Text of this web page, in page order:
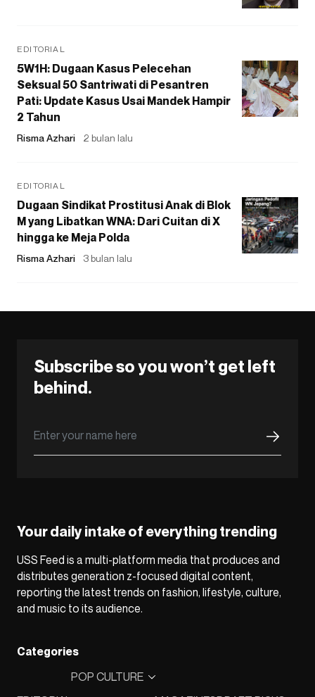
EDITORIAL
5W1H: Dugaan Kasus Pelecehan
Seksual 50 Santriwati di Pesantren
Pati: Update Kasus Usai Mandek Hampir
2 Tahun
Risma Azhari 2 bulan lalu
EDITORIAL
Dugaan Sindikat Prostitusi Anak di Blok
M yang Libatkan WNA: Dari Cuitan di X
hingga ke Meja Polda
Risma Azhari 3 bulan lalu
Subscribe so you won’t get left
behind.
Your daily intake of everything trending
USS Feed is a multi-platform media that produces and
distributes generation z-focused digital content,
reporting the latest trends on fashion, lifestyle, culture,
and music to its audience.
Categories
POP CULTURE